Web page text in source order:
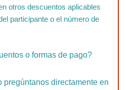
otros descuentos aplicables
participante o el número de
o formas de pago?
pregúntanos directamente en